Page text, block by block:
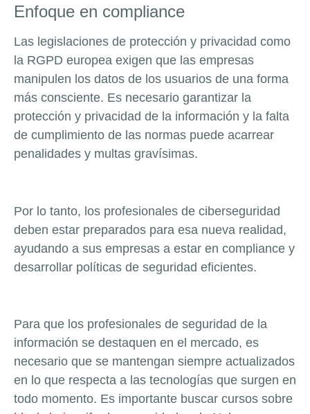
Enfoque en compliance
Las legislaciones de protección y privacidad como
la RGPD europea exigen que las empresas
manipulen los datos de los usuarios de una forma
más consciente. Es necesario garantizar la
protección y privacidad de la información y la falta
de cumplimiento de las normas puede acarrear
penalidades y multas gravísimas.
Por lo tanto, los profesionales de ciberseguridad
deben estar preparados para esa nueva realidad,
ayudando a sus empresas a estar en compliance y
desarrollar políticas de seguridad eficientes.
Para que los profesionales de seguridad de la
información se destaquen en el mercado, es
necesario que se mantengan siempre actualizados
en lo que respecta a las tecnologías que surgen en
todo momento. Es importante buscar cursos sobre